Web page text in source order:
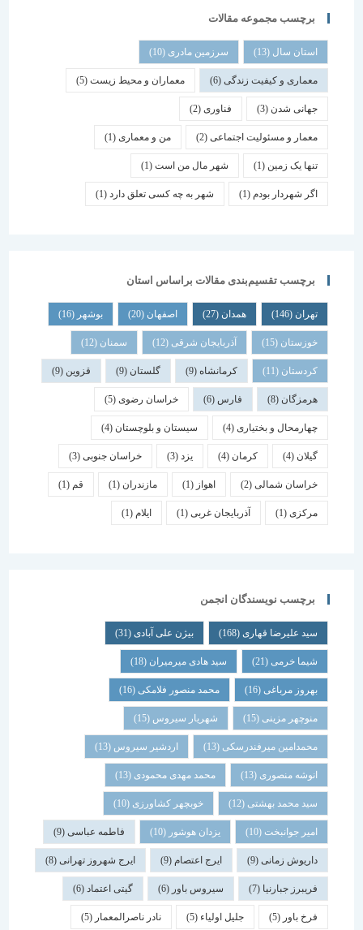
برچسب مجموعه مقالات
استان سال(13) سرزمین مادری(10)
معماری و کیفیت زندگی(6) معماران و محیط زیست(5)
جهانی شدن(3) فناوری (2)
معمار و مسئولیت اجتماعی (2) من و معماری (1)
تنها یک زمین(1) شهر مال من است(1)
اگر شهردار بودم (1) شهر به چه کسی تعلق دارد(1)
برچسب تقسیم‌بندی مقالات براساس استان
همدان اصفهان (20) بوشهر
خوزستان(15) آذربایجان شرقی(12) سمنان (12)
کردستان(11) کرمانشاه(9) گلستان (9) قزوین
هرمزگان(8) فارس خراسان رضوی(5)
چهارمحال و بختیاری (4) سیستان و بلوچستان(4)
کرمان یزد خراسان جنوبی(3)
خراسان شمالی(2) اهواز مازندران(1) قم
(1) آذربایجان غربی(1) ایلام
برچسب نویسندگان انجمن
سید علیرضا قهاری(168) بیژن علی آبادی(31)
شیما خرمی(21) سید هادی میرمیران(18)
بهروز مرباغی (16) محمد منصور فلامکی (16)
منوچهر مزینی(15) شهریار سیروس(15)
محمدامین میرفندرسکی(13) اردشیر سیروس(13)
انوشه منصوری(13) محمد مهدی محمودی(13)
سید محمد بهشتی(12) خوبچهر کشاورزی(10)
امیر جوانبخت(10) یزدان هوشور(10) فاطمه عباسی(9)
داریوش زمانی(9) ایرج اعتصام(9) ایرج شهروز تهرانی(8)
فریبرز جبارنیا(7) سیروس باور(6) گیتی اعتماد(6)
فرخ باور(5) جلیل اولیاء(5) نادر ناصرالمعمار (5)